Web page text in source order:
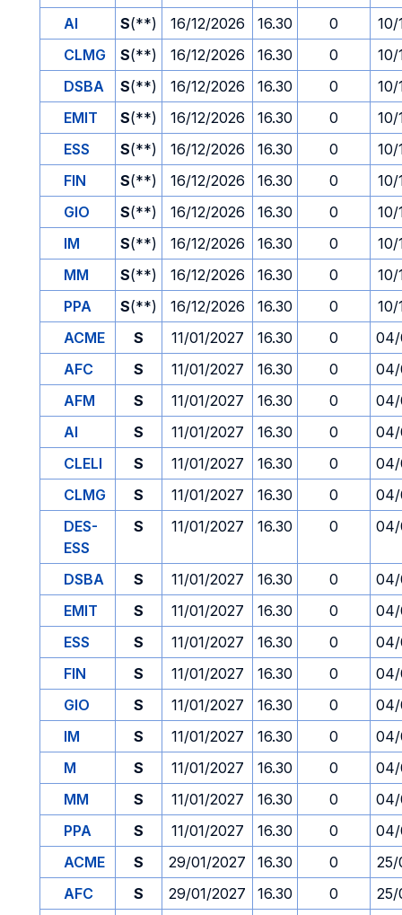
AI
S(**) 16/12/2026 16.30 0
10/
CLMG
S(**) 16/12/2026 16.30 0
10/
DSBA
S(**) 16/12/2026 16.30 0
10/
EMIT
S(**) 16/12/2026 16.30 0
10/
ESS
S(**) 16/12/2026 16.30 0
10/
FIN
S(**) 16/12/2026 16.30 0
10/
GIO
S(**) 16/12/2026 16.30 0
10/
IM
S(**) 16/12/2026 16.30 0
10/
MM
S(**) 16/12/2026 16.30 0
10/
PPA
S(**) 16/12/2026 16.30 0
10/
ACME
S 11/01/2027 16.30 0
04/
AFC
S 11/01/2027 16.30 0
04/
AFM
S 11/01/2027 16.30 0
04/
AI
S 11/01/2027 16.30 0
04/
CLELI
S 11/01/2027 16.30 0
04/
CLMG
S 11/01/2027 16.30 0
04/
DES-
ESS
S 11/01/2027 16.30 0 04/
DSBA S 11/01/2027 16.30 0
04/
EMIT
S 11/01/2027 16.30 0
04/
ESS
S 11/01/2027 16.30 0
04/
FIN
S 11/01/2027 16.30 0
04/
GIO
S 11/01/2027 16.30 0
04/
IM
S 11/01/2027 16.30 0
04/
M
S 11/01/2027 16.30 0
04/
MM
S 11/01/2027 16.30 0
04/
PPA
S 11/01/2027 16.30 0
04/
ACME
S 29/01/2027 16.30 0
25/
AFC
S 29/01/2027 16.30 0
25/